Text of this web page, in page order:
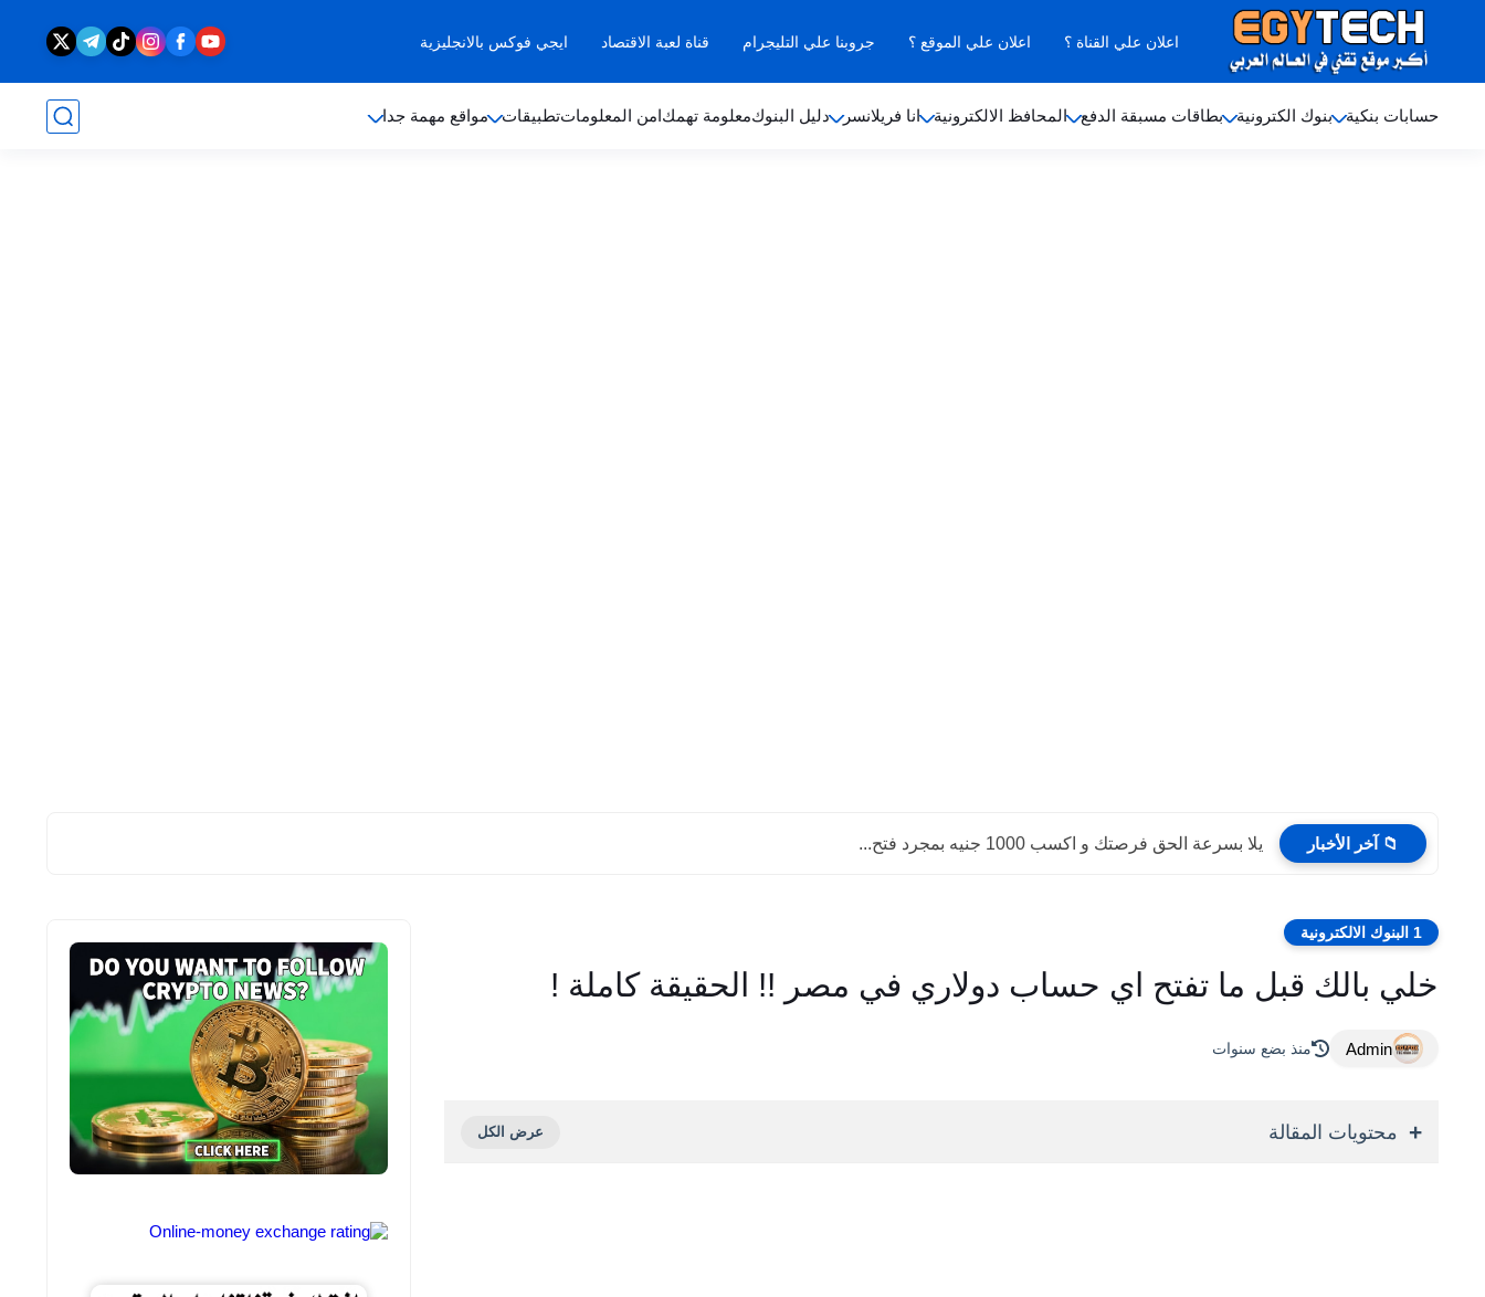
اعلان علي القناة ؟ اعلان علي الموقع ؟ جروبنا علي التليجرام قناة لعبة الاقتصاد ايجي فوكس بالانجليزية
حسابات بنكية بنوك الكترونية بطاقات مسبقة الدفع المحافظ الالكترونية انا فريلانسر دليل البنوكمعلومة تهمكامن المعلوماتتطبيقات مواقع مهمة جدا
📁 آخر الأخبار يلا بسرعة الحق فرصتك و اكسب 1000 جنيه بمجرد فتح...
1 البنوك الالكترونية
خلي بالك قبل ما تفتح اي حساب دولاري في مصر !! الحقيقة كاملة !
Admin منذ بضع سنوات
محتويات المقالة